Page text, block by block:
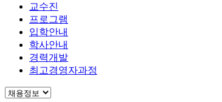
교수진
프로그램
입학안내
학사안내
경력개발
최고경영자과정